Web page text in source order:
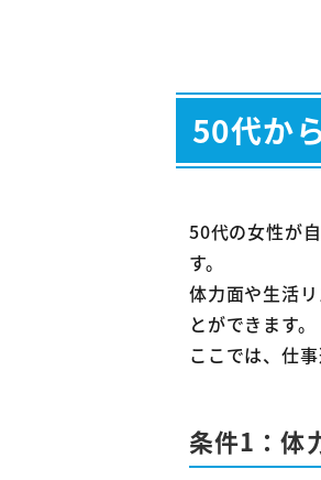
50代か
50代の女性が
す。
体力面や生活
とができます。
ここでは、仕
条件1：体